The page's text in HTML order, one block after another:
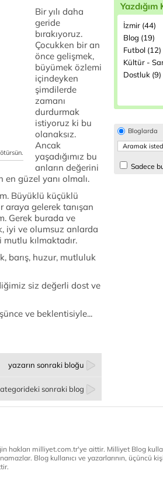
Bir yılı daha
geride
bırakıyoruz.
Çocukken bir an
önce gelişmek,
büyümek özlemi
içindeyken
şimdilerde
zamanı
durdurmak
istiyoruz ki bu
olanaksız.
Ancak
yaşadığımız bu
anların değerini
en güzel yanı olmalı.
Büyüklü küçüklü
gelerek tanışan
Gerek burada ve
iyi ve olumsuz anlarda
kılmaktadır.
barış, huzur, mutluluk
siz değerli dost ve
ve beklentisiyle...
yazarın sonraki bloğu
sonraki blog
İzmir (44)
Blog (19)
Futbol (12)
Kültür -
Dostluk (9)
Bloglarda
Sadece
hakları milliyet.com.tr'ye aittir. Milliyet Blog
Blog kullanıcı ve yazarlarının, üçüncü